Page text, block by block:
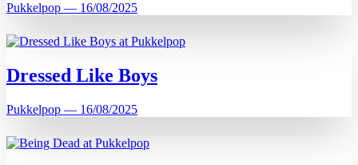
Pukkelpop — 16/08/2025
Dressed Like Boys
Pukkelpop — 16/08/2025